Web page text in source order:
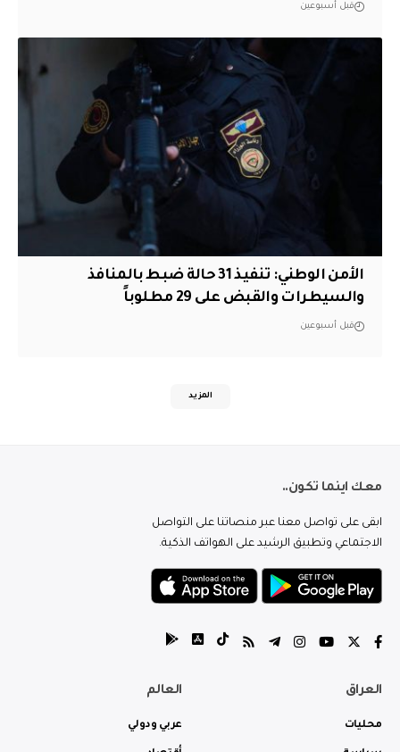
قبل أسبوعين
الأمن الوطني: تنفيذ 31 حالة ضبط بالمنافذ
والسيطرات والقبض على 29 مطلوباً
قبل أسبوعين
المزيد
معك اينما تكون..
ابقى على تواصل معنا عبر منصاتنا على التواصل
الاجتماعي وتطبيق الرشيد على الهواتف الذكية.
العراق
محليات
العالم
عربي ودولي